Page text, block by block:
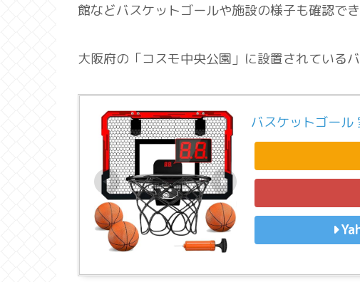
館などバスケットゴールや施設の様子も確認でき
大阪府の「コスモ中央公園」に設置されている
バスケットゴール